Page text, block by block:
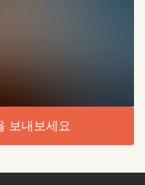
보내보세요